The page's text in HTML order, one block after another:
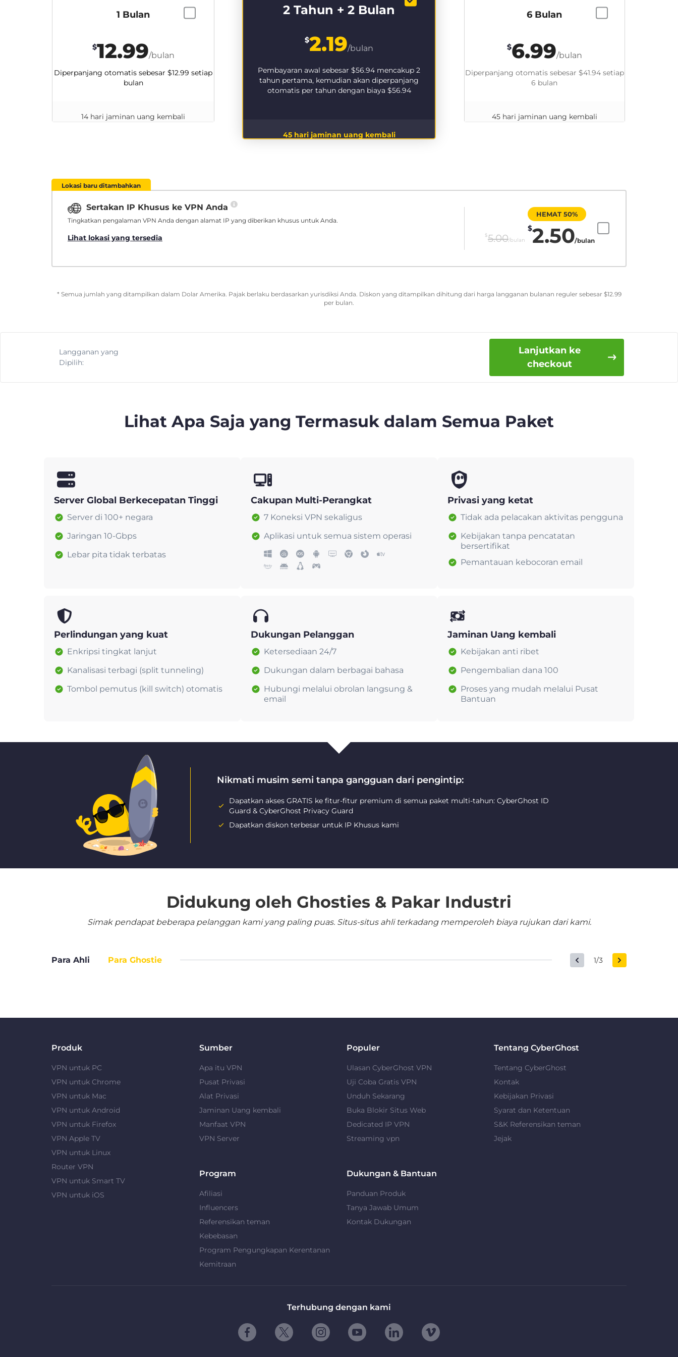
2 Tahun + 2 Bulan
$2.19/bulan
Pembayaran awal sebesar $56.94 mencakup 2
tahun pertama, kemudian akan diperpanjang
otomatis per tahun dengan biaya $56.94
45 hari jaminan uang kembali
6 Bulan
$6.99/bulan
Diperpanjang otomatis sebesar $41.94setiap
6 bulan
45 hari jaminan uang kembali
1 Bulan
$12.99/bulan
Diperpanjang otomatis sebesar $12.99 setiap
bulan
14 hari jaminan uang kembali
Lokasi baru ditambahkan
Sertakan IP Khusus ke VPN Anda
Tingkatkan pengalaman VPN Anda dengan alamat IP yang diberikan khusus untuk Anda.
Lihat lokasi yang tersedia $5.00/bulan
HEMAT 50%
$2.50/bulan
* Semua jumlah yang ditampilkan dalam Dolar Amerika. Pajak berlaku berdasarkan yurisdiksi Anda. Diskon yang ditampilkan dihitung dari harga langganan bulanan reguler sebesar $12.99
per bulan.
Langganan yang
Dipilih:
Lanjutkan ke
checkout
Lihat Apa Saja yang Termasuk dalam Semua Paket
Server Global Berkecepatan Tinggi
Server di 100+ negara
Jaringan 10-Gbps
Lebar pita tidak terbatas
Cakupan Multi-Perangkat
7 Koneksi VPN sekaligus
Aplikasi untuk semua sistem operasi
Privasi yang ketat
Tidak ada pelacakan aktivitas pengguna
Kebijakan tanpa pencatatan
bersertifikat
Pemantauan kebocoran email
Perlindungan yang kuat
Enkripsi tingkat lanjut
Kanalisasi terbagi (split tunneling)
Tombol pemutus (kill switch) otomatis
Dukungan Pelanggan
Ketersediaan 24/7
Dukungan dalam berbagai bahasa
Hubungi melalui obrolan langsung &
email
Jaminan Uang kembali
Kebijakan anti ribet
Pengembalian dana 100
Proses yang mudah melalui Pusat
Bantuan
Nikmati musim semi tanpa gangguan dari pengintip:
Dapatkan akses GRATIS ke fitur-fitur premium di semua paket multi-tahun: CyberGhost ID
Guard & CyberGhost Privacy Guard
Dapatkan diskon terbesar untuk IP Khusus kami
Didukung oleh Ghosties & Pakar Industri
Simak pendapat beberapa pelanggan kami yang paling puas. Situs-situs ahli terkadang memperoleh biaya rujukan dari kami.
Para Ahli Para Ghostie 1/3
Produk
VPN untuk PC
VPN untuk Chrome
VPN untuk Mac
VPN untuk Android
VPN untuk Firefox
VPN Apple TV
VPN untuk Linux
Router VPN
VPN untuk Smart TV
VPN untuk iOS
Sumber
Apa itu VPN
Pusat Privasi
Alat Privasi
Jaminan Uang kembali
Manfaat VPN
VPN Server
Populer
Ulasan CyberGhost VPN
Uji Coba Gratis VPN
Unduh Sekarang
Buka Blokir Situs Web
Dedicated IP VPN
Streaming vpn
Tentang CyberGhost
Tentang CyberGhost
Kontak
Kebijakan Privasi
Syarat dan Ketentuan
S&K Referensikan teman
Jejak
Program
Afiliasi
Influencers
Referensikan teman
Kebebasan
Program Pengungkapan Kerentanan
Kemitraan
Dukungan & Bantuan
Panduan Produk
Tanya Jawab Umum
Kontak Dukungan
Terhubung dengan kami